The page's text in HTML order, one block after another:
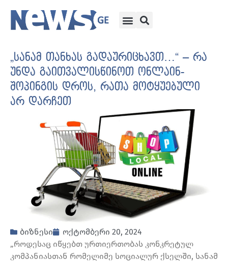
„სანამ თანხას გადაურიცხავთ…“ – რა
უნდა გაითვალისწინოთ ონლაინ-
შოპინგის დროს, რათა მოტყუებული
არ დარჩეთ
ბიზნესი
ოქტომბერი 20, 2024
„როდესაც იწყებთ ურთიერთობას კონკრეტულ
კომპანიასთან რომელიმე სოციალურ ქსელში, სანამ